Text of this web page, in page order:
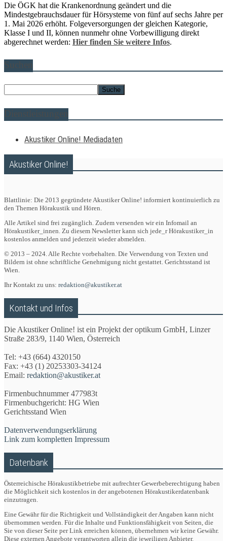
Die ÖGK hat die Krankenordnung geändert und die
Mindestgebrauchsdauer für Hörsysteme von fünf auf sechs Jahre per
1. Mai 2026 erhöht. Folgeversorgungen der gleichen Kategorie,
Klasse I und II, können nunmehr ohne Vorbewilligung direkt
abgerechnet werden: Hier finden Sie weitere Infos.
Suchen
Dienstleistungen
Akustiker Online! Mediadaten
Akustiker Online!
Blattlinie: Die 2013 gegründete Akustiker Online! informiert kontinuierlich zu
den Themen Hörakustik und Hören.
Alle Artikel sind frei zugänglich. Zudem versenden wir ein Infomail an
Hörakustiker_innen. Zu diesem Newsletter kann sich jede_r Hörakustiker_in
kostenlos anmelden und jederzeit wieder abmelden.
© 2013 – 2024. Alle Rechte vorbehalten. Die Verwendung von Texten und
Bildern ist ohne schriftliche Genehmigung nicht gestattet. Gerichtsstand ist
Wien.
Ihr Kontakt zu uns: redaktion@akustiker.at
Kontakt und Infos
Die Akustiker Online! ist ein Projekt der optikum GmbH, Linzer
Straße 283/9, 1140 Wien, Österreich
Tel: +43 (664) 4320150
Fax: +43 (1) 20253303-34124
Email: redaktion@akustiker.at
Firmenbuchnummer 477983t
Firmenbuchgericht: HG Wien
Gerichtsstand Wien
Datenverwendungserklärung
Link zum kompletten Impressum
Datenbank
Österreichische Hörakustikbetriebe mit aufrechter Gewerbeberechtigung haben
die Möglichkeit sich kostenlos in der angebotenen Hörakustikerdatenbank
einzutragen.
Eine Gewähr für die Richtigkeit und Vollständigkeit der Angaben kann nicht
übernommen werden. Für die Inhalte und Funktionsfähigkeit von Seiten, die
Sie von dieser Seite per Link erreichen können, übernehmen wir keine Gewähr.
Diese externen Angebote verantworten allein die jeweiligen Anbieter.